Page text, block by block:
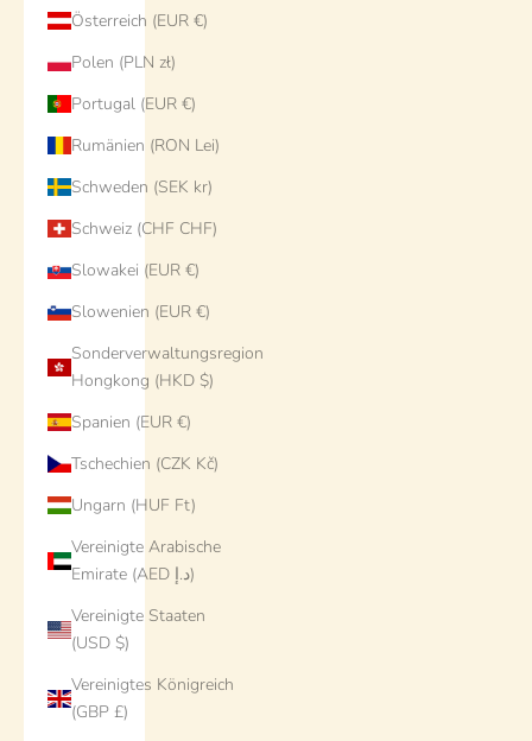
Österreich (EUR €)
Polen (PLN zł)
Portugal (EUR €)
Rumänien (RON Lei)
Schweden (SEK kr)
Schweiz (CHF CHF)
Slowakei (EUR €)
Slowenien (EUR €)
Sonderverwaltungsregion
Hongkong (HKD $)
Spanien (EUR €)
Tschechien (CZK Kč)
Ungarn (HUF Ft)
Vereinigte Arabische
Emirate (AED د.إ)
Vereinigte Staaten
(USD $)
Vereinigtes Königreich
(GBP £)